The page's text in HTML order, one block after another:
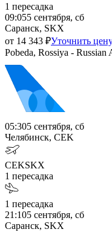
1 пересадка
09:055 сентября, сб
Саранск, SKX
от 14 343 ₽Уточнить
Pobeda, Rossiya - Russian
05:305 сентября, сб
Челябинск, CEK
CEKSKX
1 пересадка
1 пересадка
21:105 сентября, сб
Саранск, SKX